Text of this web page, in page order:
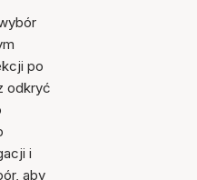
po
odkryć
i
aby